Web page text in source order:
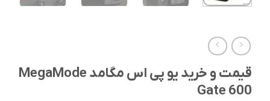
قیمت و خرید یو پی اس مگامد MegaMode
Gate 600